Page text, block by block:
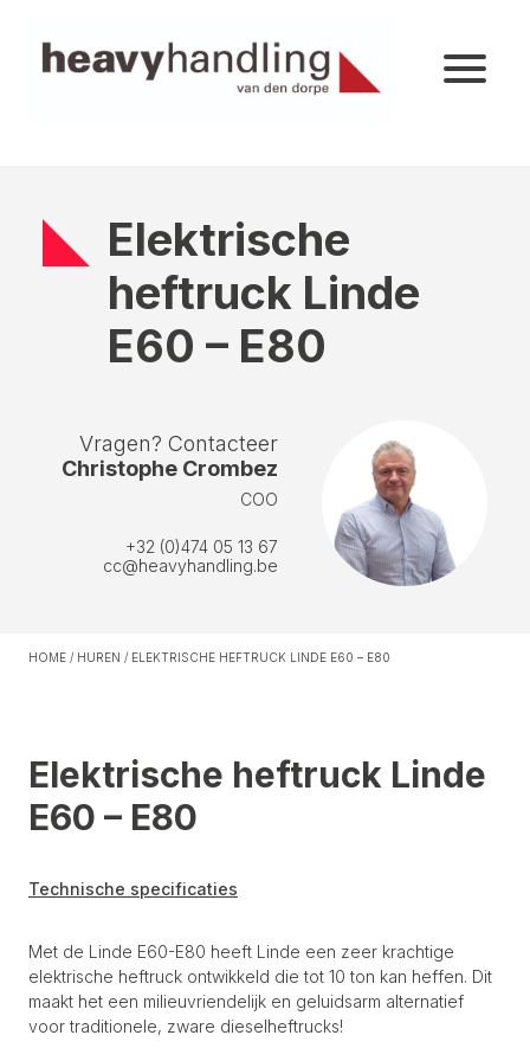
Elektrische
heftruck Linde
E60 – E80
Vragen? Contacteer
Christophe Crombez
COO
+32 (0)474 05 13 67
cc@heavyhandling.be
HOME / HUREN / ELEKTRISCHE HEFTRUCK LINDE E60 – E80
Elektrische heftruck Linde
E60 – E80
Technische specificaties
Met de Linde E60-E80 heeft Linde een zeer krachtige
elektrische heftruck ontwikkeld die tot 10 ton kan heffen. Dit
maakt het een milieuvriendelijk en geluidsarm alternatief
voor traditionele, zware dieselheftrucks!